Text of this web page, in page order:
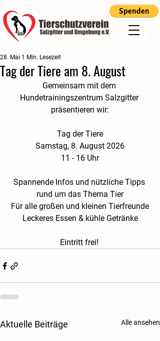
Tag der Tiere am 8. August
28. Mai 1 Min. Lesezeit
Gemeinsam mit dem
Hundetrainingszentrum Salzgitter
präsentieren wir:
Tag der Tiere
Samstag, 8. August 2026
11 - 16 Uhr
Spannende Infos und nützliche Tipps
rund um das Thema Tier
Für alle großen und kleinen Tierfreunde
Leckeres Essen & kühle Getränke
Eintritt frei!
Aktuelle Beiträge Alle ansehen